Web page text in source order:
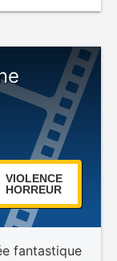
VIOLENCE
HORREUR
fantastique